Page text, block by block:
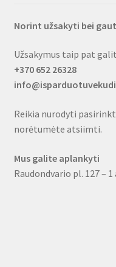
Norint užsakyti bei
Užsakymus taip pat
+370 652 26328
Reikia nurodyti
norėtumėte atsiimti.
Mus galite aplankyti
Raudondvario pl. 127 –